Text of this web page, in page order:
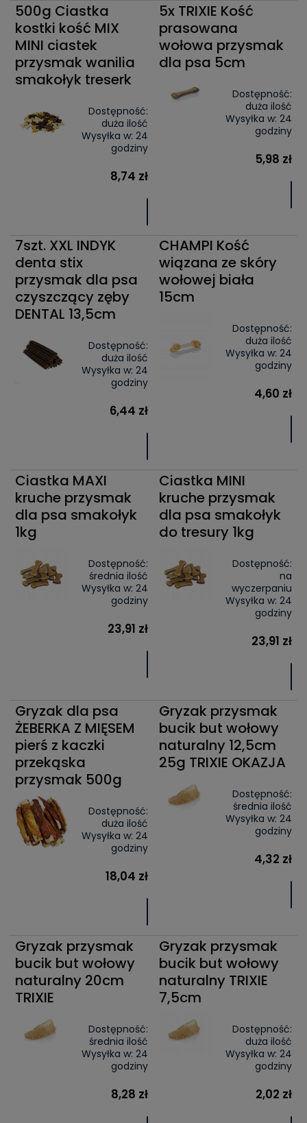
500g Ciastka
kostki kość MIX
MINI ciastek
przysmak wanilia
smakołyk treserk
Dostępność:
duża ilość
Wysyłka w: 24
godziny
8,74 zł
5x TRIXIE Kość
prasowana
wołowa przysmak
dla psa 5cm
Dostępność:
duża ilość
Wysyłka w: 24
godziny
5,98 zł
7szt. XXL INDYK
denta stix
przysmak dla psa
czyszczący zęby
DENTAL 13,5cm
Dostępność:
duża ilość
Wysyłka w: 24
godziny
6,44 zł
CHAMPI Kość
wiązana ze skóry
wołowej biała
15cm
Dostępność:
duża ilość
Wysyłka w: 24
godziny
4,60 zł
Ciastka MAXI
kruche przysmak
dla psa smakołyk
1kg
Dostępność:
średnia ilość
Wysyłka w: 24
godziny
23,91 zł
Ciastka MINI
kruche przysmak
dla psa smakołyk
do tresury 1kg
Dostępność:
na
wyczerpaniu
Wysyłka w: 24
godziny
23,91 zł
Gryzak dla psa
ŻEBERKA Z MIĘSEM
pierś z kaczki
przekąska
przysmak 500g
Dostępność:
duża ilość
Wysyłka w: 24
godziny
18,04 zł
Gryzak przysmak
bucik but wołowy
naturalny 12,5cm
25g TRIXIE OKAZJA
Dostępność:
średnia ilość
Wysyłka w: 24
godziny
4,32 zł
Gryzak przysmak
bucik but wołowy
naturalny 20cm
TRIXIE
Dostępność:
średnia ilość
Wysyłka w: 24
godziny
8,28 zł
Gryzak przysmak
bucik but wołowy
naturalny TRIXIE
7,5cm
Dostępność:
duża ilość
Wysyłka w: 24
godziny
2,02 zł